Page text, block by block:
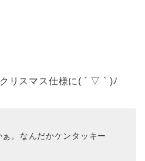
リスマス仕様に( ´ ▽ ` )ﾉ
。なんだかケンタッキー